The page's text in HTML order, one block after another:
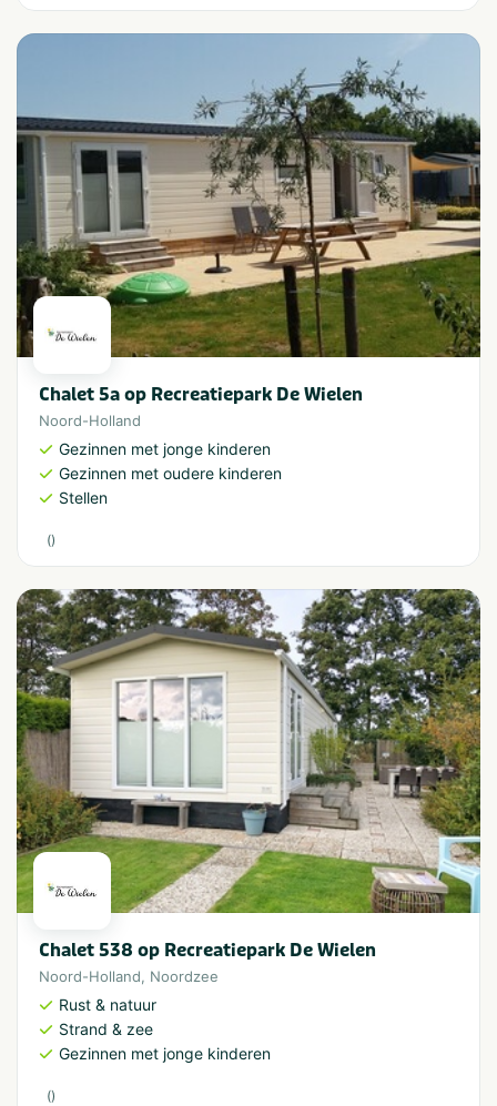
Chalet 5a op Recreatiepark De Wielen
Noord-Holland
Gezinnen met jonge kinderen
Gezinnen met oudere kinderen
Stellen
()
Chalet 538 op Recreatiepark De Wielen
Noord-Holland, Noordzee
Rust & natuur
Strand & zee
Gezinnen met jonge kinderen
()